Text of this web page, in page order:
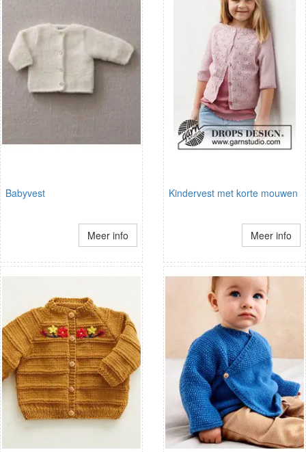
Babyvest
Meer info
Kindervest met korte mouwen
Meer info